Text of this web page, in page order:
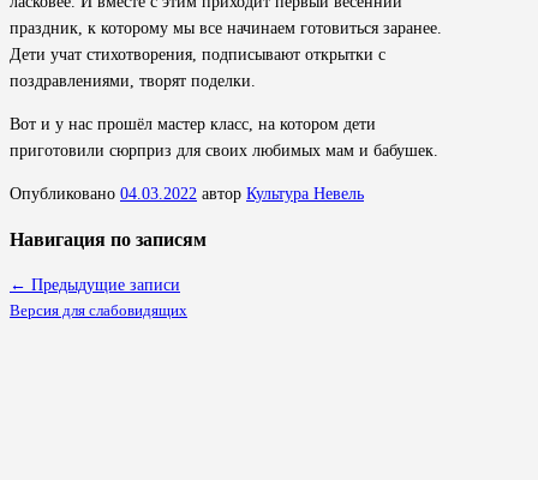
праздник, к которому мы все начинаем готовиться заранее.
Дети учат стихотворения, подписывают открытки с
поздравлениями, творят поделки.
Вот и у нас прошёл мастер класс, на котором дети
приготовили сюрприз для своих любимых мам и бабушек.
Опубликовано 04.03.2022 автор Культура Невель
Навигация по записям
← Предыдущие записи
Версия для слабовидящих